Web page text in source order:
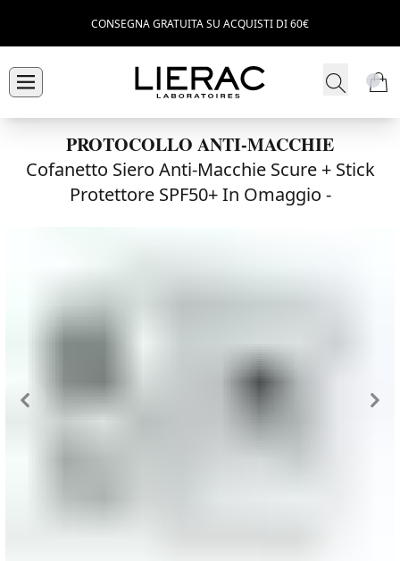
CONSEGNA GRATUITA SU ACQUISTI DI 60€
PROTOCOLLO ANTI-MACCHIE
Cofanetto Siero Anti-Macchie Scure + Stick
Protettore SPF50+ In Omaggio -